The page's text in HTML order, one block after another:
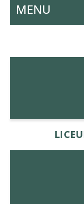
MENU